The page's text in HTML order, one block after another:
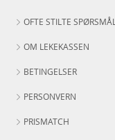
OFTE STILTE
OM LEKEKASSEN
BETINGELSER
PERSONVERN
PRISMATCH